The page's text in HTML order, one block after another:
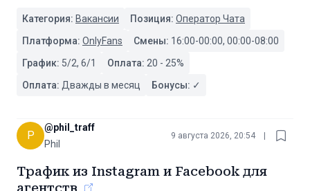
Категория: Вакансии Позиция: Оператор Чата
Платформа: OnlyFans Смены: 16:00-00:00, 00:00-08:00
График: 5/2, 6/1 Оплата: 20 - 25%
Оплата: Дважды в месяц Бонусы: ✓
P
@phil_traff
Phil
9 августа 2026, 20:54
Трафик из Instagram и Facebook для
агентств